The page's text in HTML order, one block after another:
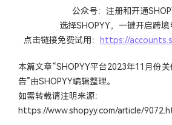
公众号：注册和开通
选择SHOPYY，一键开启跨
点击链接免费试用：
https://
本篇文章“SHOPYY平台2023年11月份
告”由SHOPYY编辑整理。
如需转载请注明来源：
https://www.shopyy.com/article/